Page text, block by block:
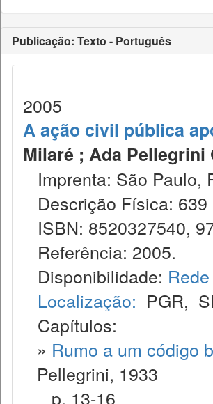
Publicação: Texto - Português
2005
A ação civil pública
Milaré ; Ada Pellegrini
Imprenta: São Paulo,
Descrição Física: 639
ISBN: 8520327540,
Referência: 2005.
Disponibilidade:
Localização: PGR,
Capítulos:
» Rumo a um código
Pellegrini, 1933
p. 13-16